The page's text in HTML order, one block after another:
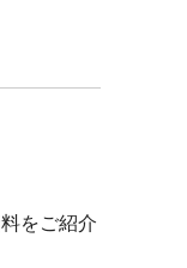
をご紹介